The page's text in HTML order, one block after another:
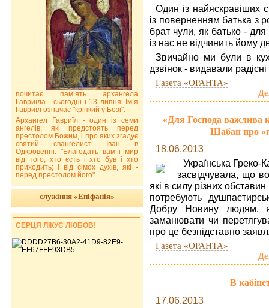
Один із найяскравіших
із поверненням батька з
брат чули, як батько -
із нас не відчинить йому
Звичайно ми були в
дзвінок - видавали радісні
Газета «ОРАНТА»
«Для Господа важлива
Шабан про
18.06.2013
Українська Греко-
засвідчувала, що
які в силу різних
потребують
Добру Новину людям,
заманювати чи
про це безпідставно
Газета «ОРАНТА»
В
17.06.2013
почитає пам’ять архангела
Гавриїла - сьогодні і 13 липня. Ім’я
Гавриїл означає "кріпкий у Бозі".
Архангел Гавриїл - один із семи
ангелів, які предстоять перед
престолом Божим, і про яких згадує
святий євангелист Іван в
Одкровенні: "Благодать вам і мир
від того, хто єсть і хто був і хто
приходить; і від сімох духів, які -
перед престолом його".
служіння «Епіфанія»
СЕРЦЯ ЛІКУЄ ЛЮБОВ!